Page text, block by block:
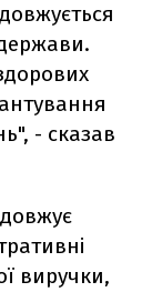
- сказав
виручки,